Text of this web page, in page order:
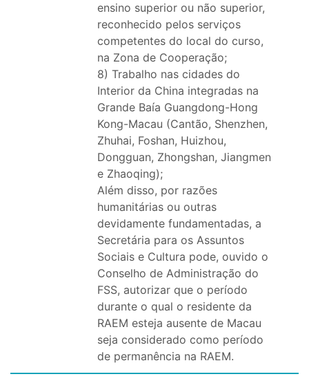
ensino superior ou não superior,
reconhecido pelos serviços
competentes do local do curso,
na Zona de Cooperação;
8) Trabalho nas cidades do
Interior da China integradas na
Grande Baía Guangdong-Hong
Kong-Macau (Cantão, Shenzhen,
Zhuhai, Foshan, Huizhou,
Dongguan, Zhongshan, Jiangmen
e Zhaoqing);
Além disso, por razões
humanitárias ou outras
devidamente fundamentadas, a
Secretária para os Assuntos
Sociais e Cultura pode, ouvido o
Conselho de Administração do
FSS, autorizar que o período
durante o qual o residente da
RAEM esteja ausente de Macau
seja considerado como período
de permanência na RAEM.